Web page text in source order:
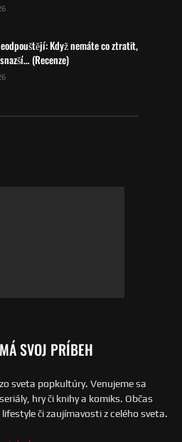
Když nemáte co ztratit,
(Recenze)
SVOJ PRÍBEH
sveta popkultúry. Venujeme sa
hry či knihy a komiks. Občas
či zaujímavosti z celého sveta.